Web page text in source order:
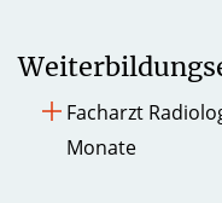
Facharzt
Monate